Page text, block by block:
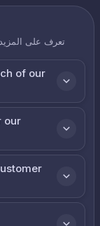
تعرف على المزيد
of our
our